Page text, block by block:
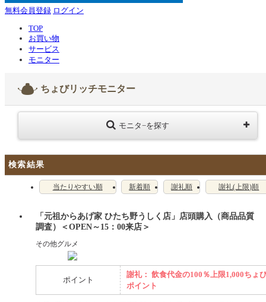
無料会員登録 ログイン
TOP
お買い物
サービス
モニター
ちょびリッチモニター
モニタ−を探す
検索結果
当たりやすい順 新着順 謝礼順 謝礼(上限)順
「元祖からあげ家 ひたち野うしく店」店頭購入（商品品質
調査）＜OPEN～15：00来店＞
その他グルメ
ポイント
謝礼： 飲食代金の100％上限1,000ちょ
ポイント